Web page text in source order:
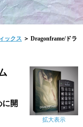
ックス ＞ Dragonframe/ドラ
拡大表示
に開